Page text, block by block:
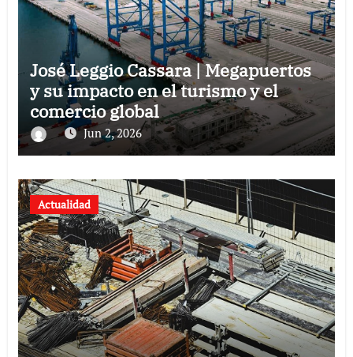
José Leggio Cassara | Megapuertos
y su impacto en el turismo y el
comercio global
Jun 2, 2026
Actualidad